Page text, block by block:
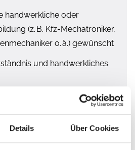
Details Über Cookies
handwerkliche oder
(z. B. Kfz-Mechatroniker,
o. ä.) gewünscht
und handwerkliches
sorgfältige Arbeitsweise